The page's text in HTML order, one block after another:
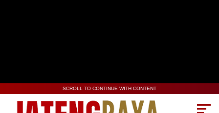
SCROLL TO CONTINUE WITH CONTENT